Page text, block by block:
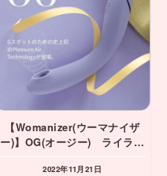
【Womanizer(ウーマナイザ
ー)】OG(オージー) ライラッ
2022年11月21日